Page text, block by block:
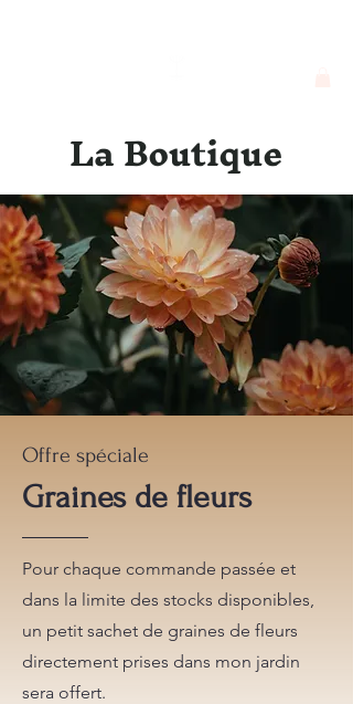
La Boutique
Offre spéciale
Graines de fleurs
Pour chaque commande passée et
dans la limite des stocks disponibles,
un petit sachet de graines de fleurs
directement prises dans mon jardin
sera offert.